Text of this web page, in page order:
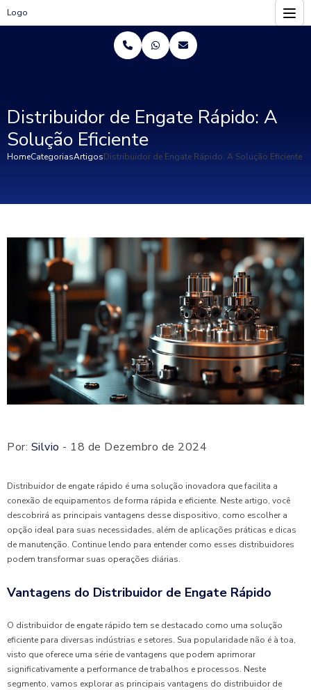
Logo
HomeCategoriasArtigosDistribuidor de Engate Rápido: A Solução Eficiente
Distribuidor de Engate Rápido: A
Solução Eficiente
Por: Silvio - 18 de Dezembro de 2024
Distribuidor de engate rápido é uma solução inovadora que facilita a
conexão de equipamentos de forma rápida e eficiente. Neste artigo, você
descobrirá as principais vantagens desse dispositivo, como escolher a
opção ideal para suas necessidades, além de aplicações práticas e dicas
de manutenção. Continue lendo para entender como esses distribuidores
podem transformar suas operações diárias.
Vantagens do Distribuidor de Engate Rápido
O distribuidor de engate rápido tem se destacado como uma solução
eficiente para diversas indústrias e setores. Sua popularidade não é à toa,
visto que oferece uma série de vantagens que podem aprimorar
significativamente a performance de trabalhos e processos. Neste
segmento, vamos explorar as principais vantagens do distribuidor de